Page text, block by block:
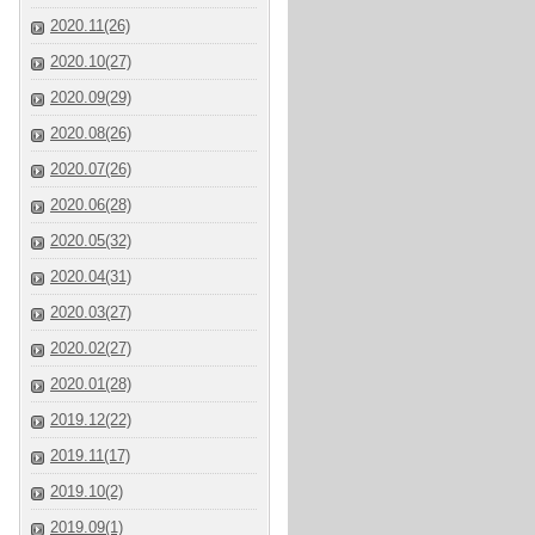
2020.11(26)
2020.10(27)
2020.09(29)
2020.08(26)
2020.07(26)
2020.06(28)
2020.05(32)
2020.04(31)
2020.03(27)
2020.02(27)
2020.01(28)
2019.12(22)
2019.11(17)
2019.10(2)
2019.09(1)